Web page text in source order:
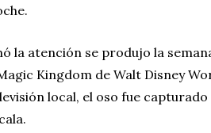
la atención se produjo la
Kingdom de Walt Disney
local, el oso fue capturado